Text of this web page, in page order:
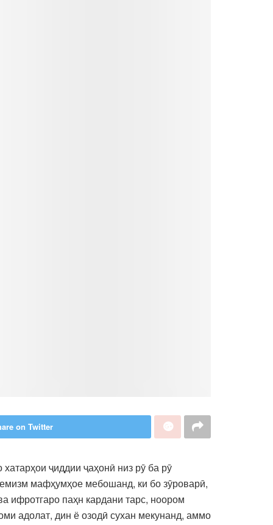
on Twitter
ҷиддии ҷаҳонӣ низ рӯ ба рӯ
мафҳумҳое мебошанд, ки бо зӯроварӣ,
ифротгаро паҳн кардани тарс, ноором
адолат, дин ё озодӣ сухан мекунанд, аммо